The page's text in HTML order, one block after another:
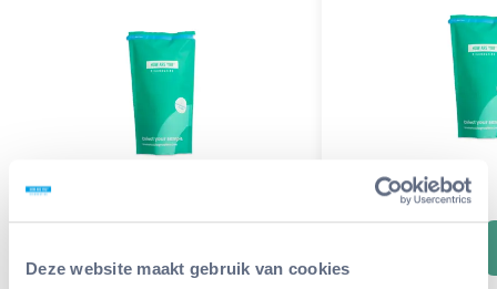
Deze website maakt gebruik van cookies